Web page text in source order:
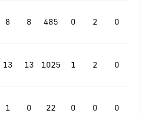
8 8 485 0 2 0
13 13 1025 1 2 0
1 0 22 0 0 0